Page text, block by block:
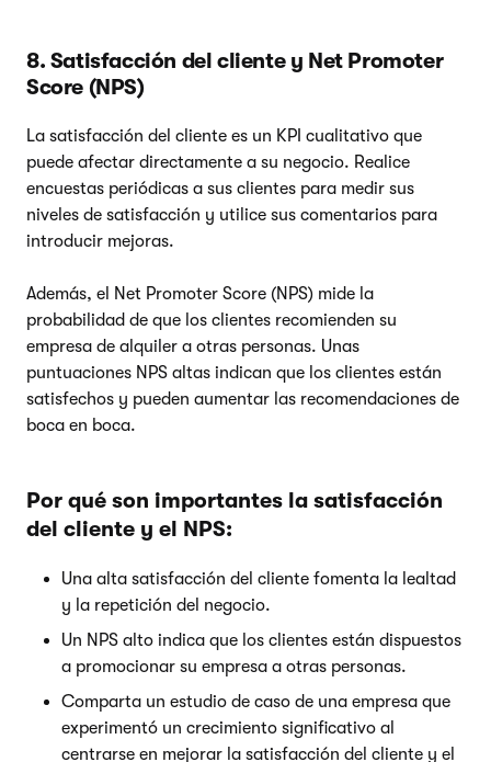
8. Satisfacción del cliente y Net Promoter
Score (NPS)
La satisfacción del cliente es un KPI cualitativo que
puede afectar directamente a su negocio. Realice
encuestas periódicas a sus clientes para medir sus
niveles de satisfacción y utilice sus comentarios para
introducir mejoras.
Además, el Net Promoter Score (NPS) mide la
probabilidad de que los clientes recomienden su
empresa de alquiler a otras personas. Unas
puntuaciones NPS altas indican que los clientes están
satisfechos y pueden aumentar las recomendaciones de
boca en boca.
Por qué son importantes la satisfacción
del cliente y el NPS:
Una alta satisfacción del cliente fomenta la lealtad
y la repetición del negocio.
Un NPS alto indica que los clientes están dispuestos
a promocionar su empresa a otras personas.
Comparta un estudio de caso de una empresa que
experimentó un crecimiento significativo al
centrarse en mejorar la satisfacción del cliente y el